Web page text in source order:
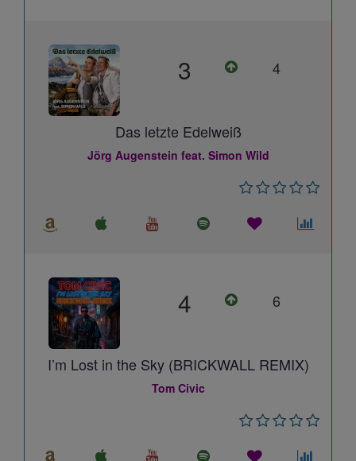
3 4
Das letzte Edelweiß
Jörg Augenstein feat. Simon Wild
4 6
I’m Lost in the Sky (BRICKWALL REMIX)
Tom Civic